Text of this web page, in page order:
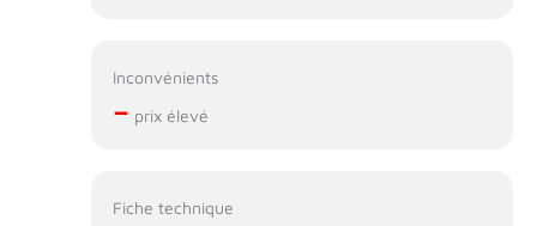
Inconvénients
– prix élevé
Fiche technique